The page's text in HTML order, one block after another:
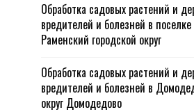
Обработка садовых растений и
вредителей и болезней в
Раменский городской округ
Обработка садовых растений и
вредителей и болезней в
округ Домодедово